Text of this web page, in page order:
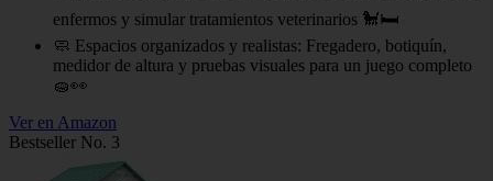
enfermos y simular tratamientos veterinarios 🐩🛏
🧼 Espacios organizados y realistas: Fregadero, botiquín,
medidor de altura y pruebas visuales para un juego completo
🧽👀
Ver en Amazon
Bestseller No. 3